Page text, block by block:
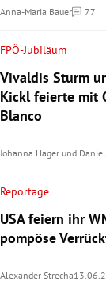
Anna-Maria Bauer 77
FPÖ-Jubiläum
Vivaldis Sturm
Kickl feierte mit
Blanco
Johanna Hager und
Reportage
USA feiern ihr
pompöse
Alexander Strecha